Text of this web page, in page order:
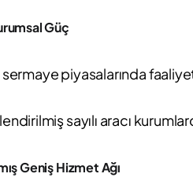
Güç
sermaye piyasalarında
sayılı aracı
Geniş Hizmet Ağı